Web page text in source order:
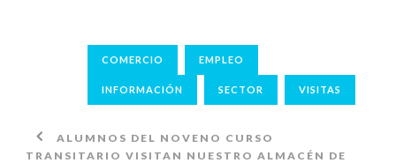
COMERCIO EMPLEO
INFORMACIÓN SECTOR VISITAS
ALUMNOS DEL NOVENO CURSO
TRANSITARIO VISITAN NUESTRO ALMACÉN DE